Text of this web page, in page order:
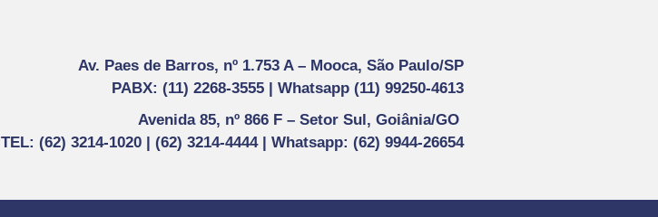
Av. Paes de Barros, nº 1.753 A – Mooca, São Paulo/SP
PABX: (11) 2268-3555 | Whatsapp (11) 99250-4613
Avenida 85, nº 866 F – Setor Sul, Goiânia/GO
TEL: (62) 3214-1020 | (62) 3214-4444 | Whatsapp: (62) 9944-26654